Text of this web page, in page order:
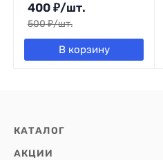
400 ₽/шт.
500₽/шт.
В корзину
КАТАЛОГ
АКЦИИ